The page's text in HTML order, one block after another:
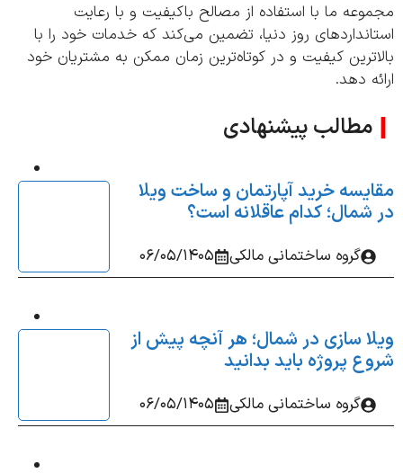
ما با استفاده از مصالح باکیفیت و با رعایت
روز دنیا، تضمین می‌کند که خدمات خود را با
کیفیت و در کوتاه‌ترین زمان ممکن به مشتریان خود
دهد.
مطالب پیشنهادی
خرید آپارتمان و ساخت ویلا
کدام عاقلانه‌ است؟
06/05/1405 گروه ساختمانی مالکی
سازی در شمال؛ هر آنچه پیش از
پروژه باید بدانید
06/05/1405 گروه ساختمانی مالکی